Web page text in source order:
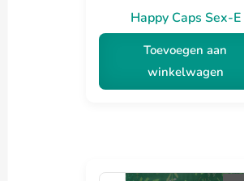
Happy Caps Sex-E
Toevoegen aan
winkelwagen